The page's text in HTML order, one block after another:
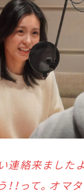
絡来ました
！って。オマ